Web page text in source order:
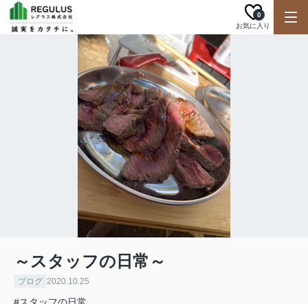
お気に入り
0
～スタッフの日常～
ブログ 2020.10.25
#スタッフの日常